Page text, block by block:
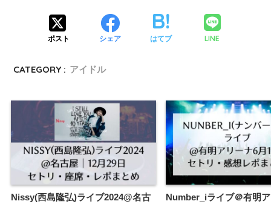
ポスト シェア はてブ LINE
CATEGORY : アイドル
Nissy(西島隆弘)ライブ2024@名古
Number_iライブ＠有明